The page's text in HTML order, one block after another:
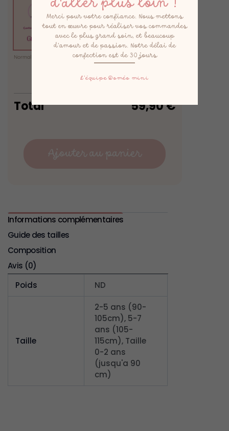
Normal Express(15,00 €)
Express +
Total 59,90€
Informations complémentaires
Guide des tailles
Composition
Avis (0)
Poids
ND
Taille
2-5 ans (90-
105cm), 5-7
ans (105-
115cm), Taille
0-2 ans
(jusqu'a 90
cm)
Merci pour votre confiance. Nous mettons
tout en œuvre pour réaliser vos commandes
avec le plus grand soin, et beaucoup
d’amour et de passion. Notre délai de
confection est de 30 jours
L’équipe Doméo mini